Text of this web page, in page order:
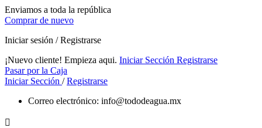
Enviamos a toda la república
Comprar de nuevo
Iniciar sesión / Registrarse
¡Nuevo cliente! Empieza aqui. Iniciar Sección Registrarse
Pasar por la Caja
Iniciar Sección /Registrarse
Correo electrónico: info@tododeagua.mx
